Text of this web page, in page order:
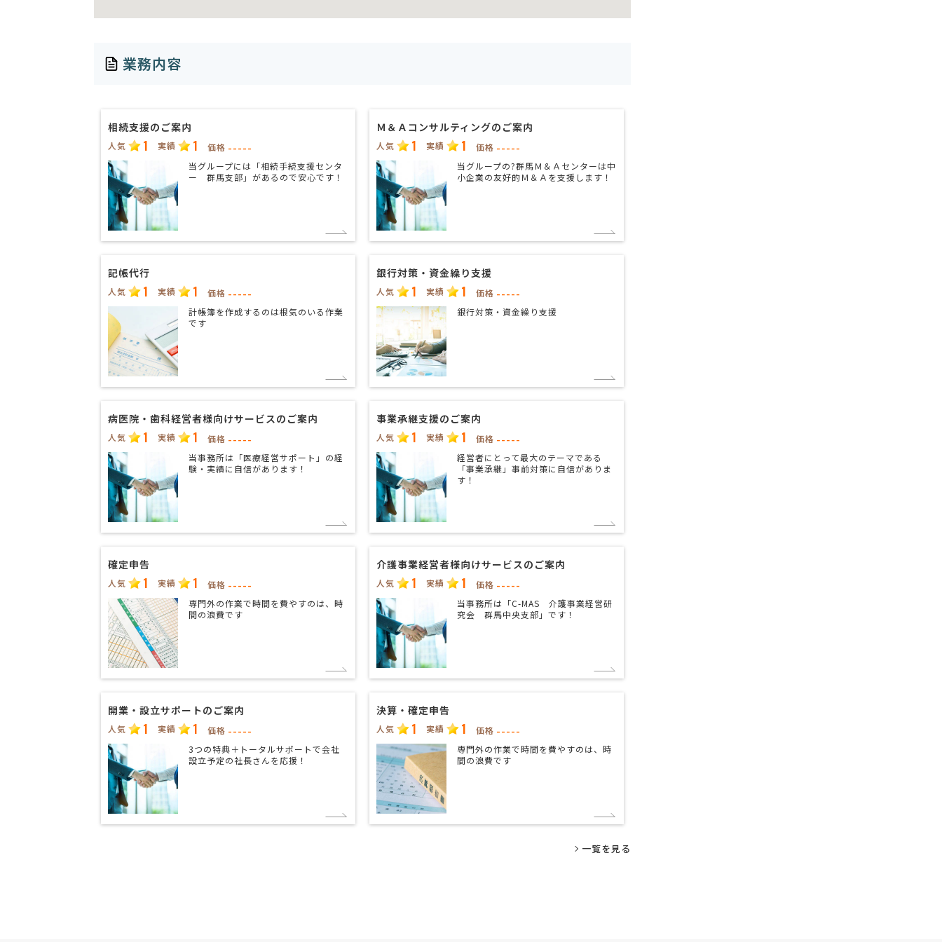
業務内容
相続支援のご案内
人気 1 実績 1 価格 -----
当グループには「相続手続支援センタ
ー 群馬支部」があるので安心です！
Ｍ＆Ａコンサルティングのご案内
人気 1 実績 1 価格 -----
当グループの?群馬Ｍ＆Ａセンターは中
小企業の友好的Ｍ＆Ａを支援します！
記帳代行
人気 1 実績 1 価格 -----
計帳簿を作成するのは根気のいる作業
です
銀行対策・資金繰り支援
人気 1 実績 1 価格 -----
銀行対策・資金繰り支援
病医院・歯科経営者様向けサービスのご案内
人気 1 実績 1 価格 -----
当事務所は「医療経営サポート」の経
験・実績に自信があります！
事業承継支援のご案内
人気 1 実績 1 価格 -----
経営者にとって最大のテーマである
「事業承継」事前対策に自信がありま
す！
確定申告
人気 1 実績 1 価格 -----
専門外の作業で時間を費やすのは、時
間の浪費です
介護事業経営者様向けサービスのご案内
人気 1 実績 1 価格 -----
当事務所は「C-MAS 介護事業経営研
究会 群馬中央支部」です！
開業・設立サポートのご案内
人気 1 実績 1 価格 -----
3つの特典＋トータルサポートで会社
設立予定の社長さんを応援！
決算・確定申告
人気 1 実績 1 価格 -----
専門外の作業で時間を費やすのは、時
間の浪費です
一覧を見る